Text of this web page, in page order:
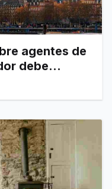
agentes de
debe